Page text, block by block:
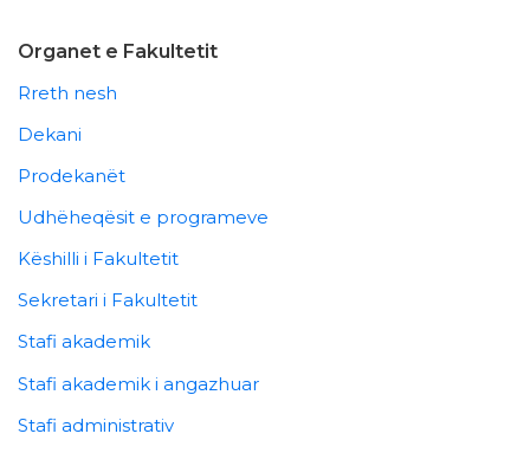
Organet e Fakultetit
Rreth nesh
Dekani
Prodekanët
Udhëheqësit e programeve
Këshilli i Fakultetit
Sekretari i Fakultetit
Stafi akademik
Stafi akademik i angazhuar
Stafi administrativ